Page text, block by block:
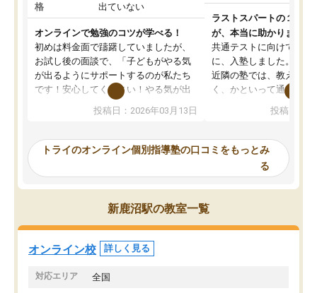
格
出ていない
オンラインで勉強のコツが学べる！
初めは料金面で躊躇していましたが、
お試し後の面談で、「子どもがやる気
が出るようにサポートするのが私たち
です！安心してください！やる気が出
ないのは私たち講師の責任です」と言
ってくださり、確かに！と考えて、思
ったんですが、学生の先生から学ぶこ
み、徐々に成績が上がったらいいなと
思っていました。何が今足りないのか
を的確に指導いただき、子どももびっ
くりするほど楽しんでやる気を持って
塾を受けています。狙い通り、少しず
つ成績も上がり、苦手意識も無くなっ
てきたので、さらに苦手な数学も追加
でお願いしました。来年の高校受験に
投稿日：2026年03月13日
ラストスパートの１か月
が、本当に助かりました
共通テストに向けての追
に、入塾しました。田舎
近隣の塾では、教えても
く、かといって通うには
可能なので本当に助か
らないところをピンポイ
頂いて、とてもわかり
していました。一生を
スト、多少お金がかかっ
投稿日：
トライのオンライン個別指導塾の口コミをもっとみ
る
新鹿沼駅の教室一覧
オンライン校 詳しく見る
対応エリア 全国